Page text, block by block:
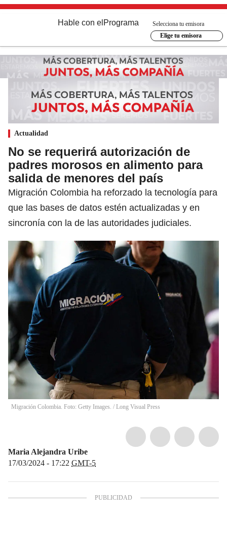
Hable con el Programa
Selecciona tu emisora
Elige tu emisora
Actualidad
No se requerirá autorización de
padres morosos en alimento para
salida de menores del país
Migración Colombia ha reforzado la tecnología para
que las bases de datos estén actualizadas y en
sincronía con la de las autoridades judiciales.
Migración Colombia. Foto: Getty Images. / Long Visual Press
Maria Alejandra Uribe
17/03/2024 - 17:22 GMT-5